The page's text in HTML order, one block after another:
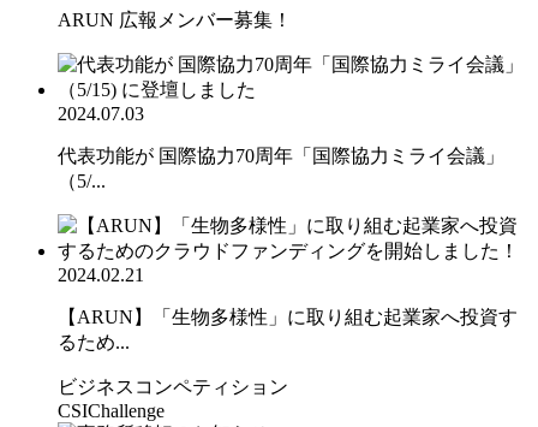
ARUN 広報メンバー募集！
2024.07.03
代表功能が 国際協力70周年「国際協力ミライ会議」
（5/...
2024.02.21
【ARUN】「生物多様性」に取り組む起業家へ投資す
るため...
ビジネスコンペティション
CSIChallenge